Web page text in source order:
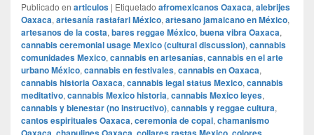
Publicado en articulos | Etiquetado afromexicanos Oaxaca, alebrijes
Oaxaca, artesanía rastafari México, artesano jamaicano en México,
artesanos de la costa, bares reggae México, buena vibra Oaxaca,
cannabis ceremonial usage Mexico (cultural discussion), cannabis
comunidades Mexico, cannabis en artesanías, cannabis en el arte
urbano México, cannabis en festivales, cannabis en Oaxaca,
cannabis historia Oaxaca, cannabis legal status Mexico, cannabis
meditativo, cannabis Mexico historia, cannabis Mexico leyes,
cannabis y bienestar (no instructivo), cannabis y reggae cultura,
cantos espirituales Oaxaca, ceremonia de copal, chamanismo